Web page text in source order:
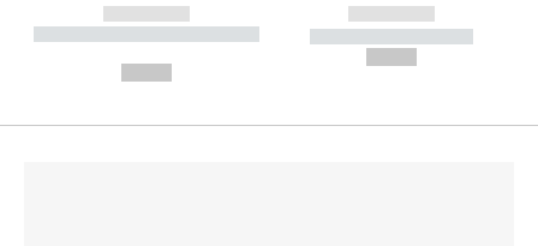
------------
----------- ----------- --------
------------
----------- -----------